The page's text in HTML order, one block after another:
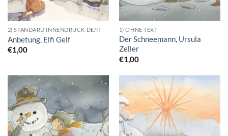
2) STANDARD INNENDRUCK DE/IT
Anbetung, Elfi Gelf
€1,00
1) OHNE TEXT
Der Schneemann, Ursula
Zeller
€1,00